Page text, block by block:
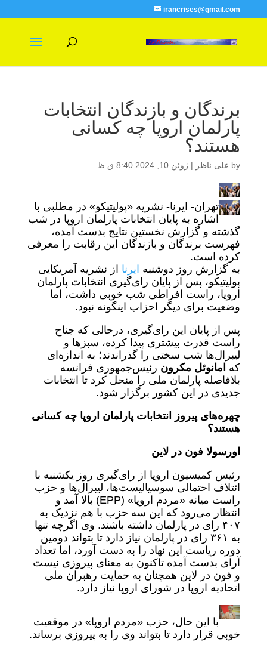
irancrises@gmail.com
برندگان و بازندگان انتخابات
پارلمان اروپا چه کسانی
هستند؟
by علی ناظر | ژوئن 10, 2024 8:40 ق.ظ
تهران- ایرنا- نشریه «پولیتیکو» در مطلبی با
اشاره به پایان انتخابات پارلمان اروپا در شب
گذشته و گزارش نخستین نتایج بدست آمده،
فهرست برندگان و بازندگان این رقابت را معرفی
کرده‌ است.
به گزارش روز دوشنبه ایرنا از نشریه آمریکایی
پولیتیکو، پس از پایان رای‌گیری انتخابات پارلمان
اروپا، راست افراطی شب خوبی داشت، اما
وضعیت برای دیگر احزاب اینگونه نبود.
پس از پایان این رای‌گیری، درحالی که جناح
راست قدرت بیشتری پیدا کرده، سبزها و
لیبرال‌ها شب سختی را گذراندند؛ به اندازه‌ای
که امانوئل مکرون رئیس‌جمهوری فرانسه
بلافاصله پارلمان ملی را منحل کرد تا انتخابات
جدیدی در این کشور برگزار شود.
چهره‌های پیروز انتخابات پارلمان اروپا چه کسانی
هستند؟
اورسولا فون در لاین
رئیس کمیسیون اروپا از رای‌گیری روز یکشنبه با
ائتلاف احتمالی سوسیالیست‌ها، لیبرال‌ها و حزب
راست میانه «مردم اروپا» (EPP) بالا آمد و
انتظار می‌رود که این سه حزب با هم نزدیک به
۴۰۷ رای در پارلمان داشته باشند. وی اگرچه تنها
به ۳۶۱ رای در پارلمان نیاز دارد تا بتواند دومین
دوره ریاست این نهاد را به دست آورد، اما تعداد
آرای بدست آمده تاکنون به معنای پیروزی نیست
و فون در لاین همچنان به حمایت رهبران ملی
اتحادیه اروپا در شورای اروپا نیاز دارد.
با این حال، حزب «مردم اروپا» در موقعیت
خوبی قرار دارد تا بتواند وی را به پیروزی برساند.